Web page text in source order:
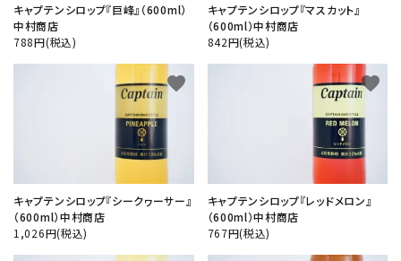
キャプテンシロップ『巨峰』（600ml）
中村商店
788円(税込)
キャプテンシロップ『マスカット』
（600ml）中村商店
842円(税込)
キャプテンシロップ『シークヮーサー』
（600ml）中村商店
1,026円(税込)
favorite
キャプテンシロップ『レッドメロン』
（600ml）中村商店
767円(税込)
favorite